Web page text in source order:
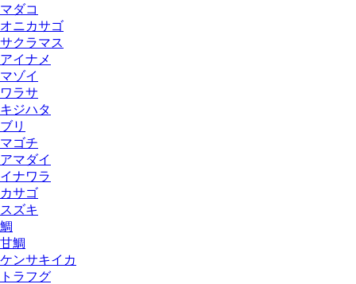
マダコ
オニカサゴ
サクラマス
アイナメ
マゾイ
ワラサ
キジハタ
ブリ
マゴチ
アマダイ
イナワラ
カサゴ
スズキ
鯛
甘鯛
ケンサキイカ
トラフグ